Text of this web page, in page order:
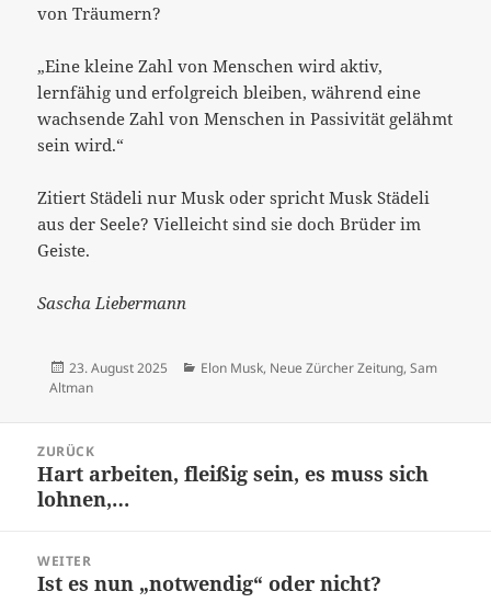
von Träumern?
„Eine kleine Zahl von Menschen wird aktiv,
lernfähig und erfolgreich bleiben, während eine
wachsende Zahl von Menschen in Passivität gelähmt
sein wird.“
Zitiert Städeli nur Musk oder spricht Musk Städeli
aus der Seele? Vielleicht sind sie doch Brüder im
Geiste.
Sascha Liebermann
Veröffentlicht
am
23. August 2025 Kategorien
Elon Musk, Neue Zürcher Zeitung, Sam
Altman
Navigation
ZURÜCK
Vorheriger
Beitrag:
Hart arbeiten, fleißig sein, es muss sich
lohnen,…
WEITER
Nächster
Ist es nun „notwendig“ oder nicht?